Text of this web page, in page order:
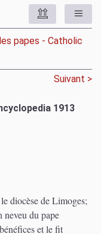
papes - Catholic
Suivant >
1913
diocèse de Limoges;
neveu du pape
et le fit